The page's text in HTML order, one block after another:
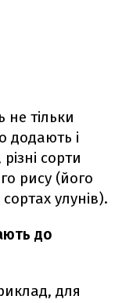
не тільки
додають і
сорти
рису (його
улунів).
до
для